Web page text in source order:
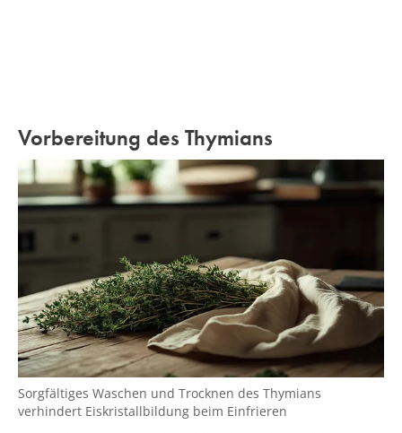
Vorbereitung des Thymians
Sorgfältiges Waschen und Trocknen des Thymians
verhindert Eiskristallbildung beim Einfrieren